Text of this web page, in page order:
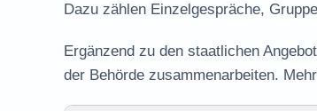
Dazu zählen Einzelgespräche,
Ergänzend zu den staatlichen
der Behörde zusammenarbeiten.